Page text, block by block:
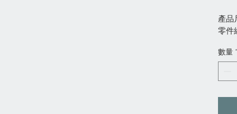
產品
零件
數量 *